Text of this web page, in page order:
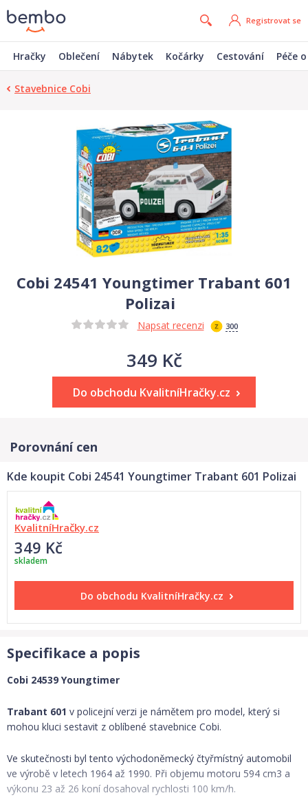
Registrovat se
Hračky Oblečení Nábytek Kočárky Cestování Péče
Stavebnice Cobi
Cobi 24541 Youngtimer Trabant 601
Polizai
Napsat recenzi 300
349 Kč
Do obchodu KvalitníHračky.cz
Porovnání cen
Kde koupit Cobi 24541 Youngtimer Trabant 601 Polizai
KvalitníHračky.cz
349 Kč
skladem
Do obchodu KvalitníHračky.cz
Specifikace a popis
Cobi 24539 Youngtimer
Trabant 601 v policejní verzi je námětem pro model, který si
mohou kluci sestavit z oblíbené stavebnice Cobi.
Ve skutečnosti byl tento východoněmecký čtyřmístný automobil
ve výrobě v letech 1964 až 1990. Při objemu motoru 594 cm3 a
výkonu 23 až 26 koní dosahoval rychlosti 100 km/h.